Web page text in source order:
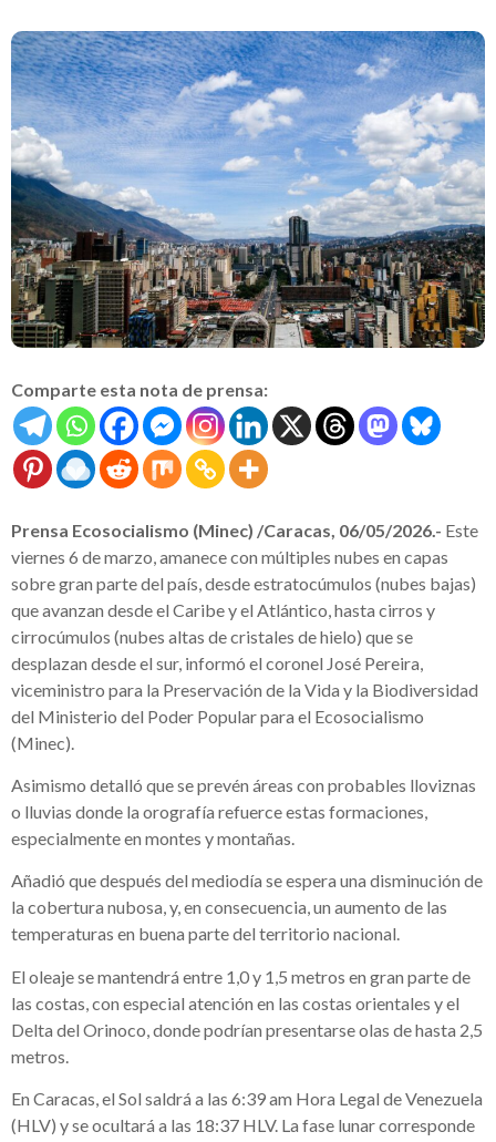
Comparte esta nota de prensa:
Prensa Ecosocialismo (Minec) /Caracas, 06/05/2026.- Este
viernes 6 de marzo, amanece con múltiples nubes en capas
sobre gran parte del país, desde estratocúmulos (nubes bajas)
que avanzan desde el Caribe y el Atlántico, hasta cirros y
cirrocúmulos (nubes altas de cristales de hielo) que se
desplazan desde el sur, informó el coronel José Pereira,
viceministro para la Preservación de la Vida y la Biodiversidad
del Ministerio del Poder Popular para el Ecosocialismo
(Minec).
Asimismo detalló que se prevén áreas con probables lloviznas
o lluvias donde la orografía refuerce estas formaciones,
especialmente en montes y montañas.
Añadió que después del mediodía se espera una disminución de
la cobertura nubosa, y, en consecuencia, un aumento de las
temperaturas en buena parte del territorio nacional.
El oleaje se mantendrá entre 1,0 y 1,5 metros en gran parte de
las costas, con especial atención en las costas orientales y el
Delta del Orinoco, donde podrían presentarse olas de hasta 2,5
metros.
En Caracas, el Sol saldrá a las 6:39 am Hora Legal de Venezuela
(HLV) y se ocultará a las 18:37 HLV. La fase lunar corresponde